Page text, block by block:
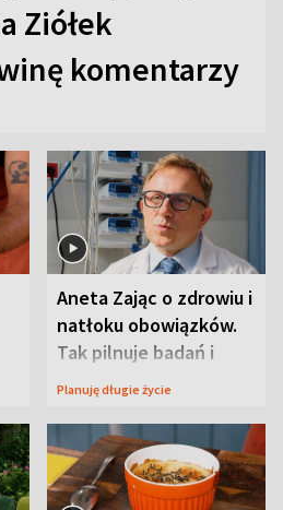
Ziółek
komentarzy
Aneta Zając o zdrowiu i
natłoku obowiązków.
Tak pilnuje badań i
wizyt
Planuję długie życie